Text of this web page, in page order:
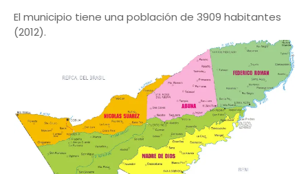
El municipio tiene una población de 3909 habitantes
(2012).